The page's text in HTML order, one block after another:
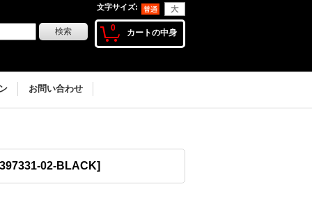
文字サイズ:
0 カートの中身
お問い合わせ
397331-02-BLACK]